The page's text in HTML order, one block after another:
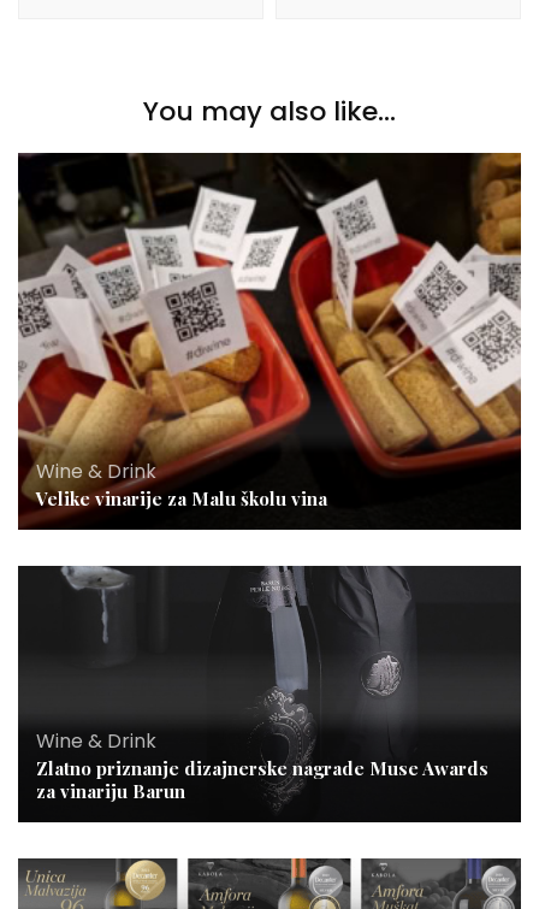
You may also like...
Wine & Drink
Velike vinarije za Malu školu vina
Wine & Drink
Zlatno priznanje dizajnerske nagrade Muse Awards
za vinariju Barun